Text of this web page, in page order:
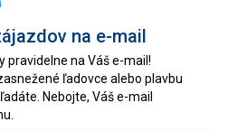
na e-mail
pravidelne na Váš e-mail!
ľadovce alebo plavbu
Nebojte, Váš e-mail